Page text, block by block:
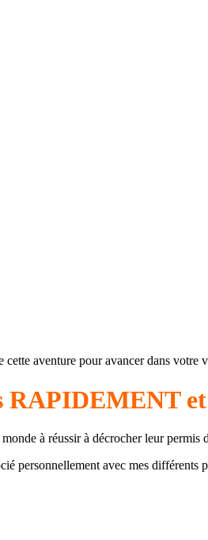
aventure pour avancer dans
RAPIDEMENT
à réussir à décrocher leur permis
personnellement avec mes différents